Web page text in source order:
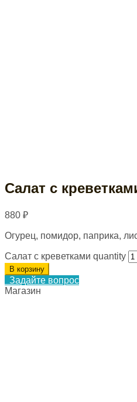
Салат с
880 ₽
Огурец, помидор, паприка,
Салат с креветками quantity
В корзину
Задайте вопрос
Магазин